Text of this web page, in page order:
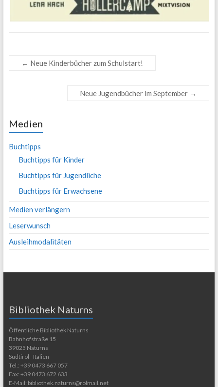
← Neue Kinderbücher zum Schulstart!
Neue Jugendbücher im September →
Medien
Buchtipps
Buchtipps für Kinder
Buchtipps für Jugendliche
Buchtipps für Erwachsene
Medien verlängern
Leserwunsch
Ausleihmodalitäten
Bibliothek Naturns
Öffentliche Bibliothek Naturns
Bahnhofstraße 15
39025 Naturns
Südtirol - Italien
Tel.: +39 0473 667 057
Fax: +39 0473 672 633
E-Mail: bibliothek.naturns@rolmail.net